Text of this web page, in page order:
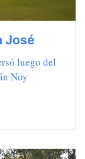
José
luego del
Noy